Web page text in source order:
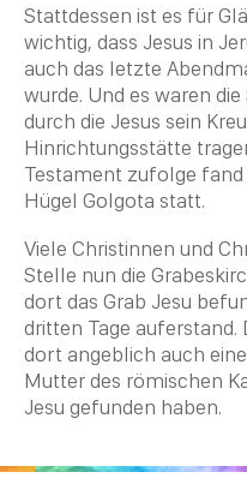
Stattdessen ist es für
wichtig, dass Jesus in
auch das letzte
wurde. Und es waren
durch die Jesus sein
Hinrichtungsstätte
Testament zufolge fand
Hügel Golgota statt.
Viele Christinnen und
Stelle nun die
dort das Grab Jesu
dritten Tage auferstand.
dort angeblich auch
Mutter des römischen
Jesu gefunden haben.